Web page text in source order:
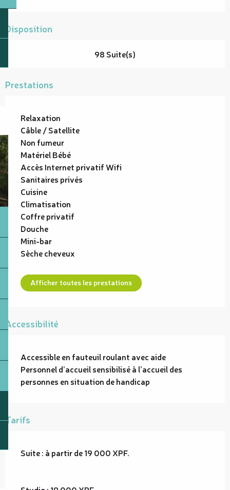
Disposition
98 Suite(s)
Prestations
Relaxation
Câble / Satellite
Non fumeur
Matériel Bébé
Accès Internet privatif Wifi
Sanitaires privés
Cuisine
Climatisation
Coffre privatif
Douche
Mini-bar
Sèche cheveux
Afficher toutes les prestations
Accessibilité
Accessible en fauteuil roulant avec aide
Personnel d’accueil sensibilisé à l’accueil des
personnes en situation de handicap
Tarifs
Suite : à partir de 19 000 XPF.